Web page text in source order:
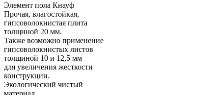
Элемент пола Кнауф
Прочая, влагостойкая,
гипсоволокнистая плита
толщиной 20 мм.
Также возможно применение
гипсоволокнистых листов
толщиной 10 и 12,5 мм
для увеличения жесткости
конструкции.
Экологический чистый
материал.